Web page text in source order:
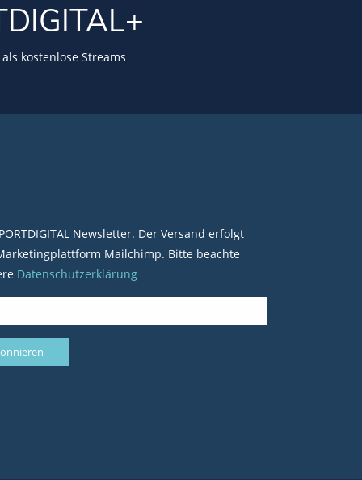
kostenlose Streams
Newsletter. Der Versand erfolgt
Mailchimp. Bitte beachte
Datenschutzerklärung